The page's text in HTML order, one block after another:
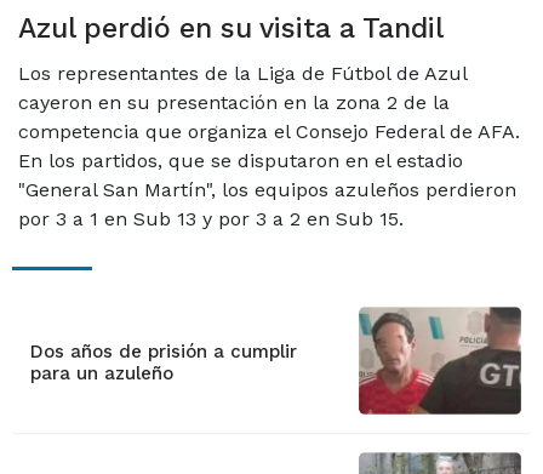
Azul perdió en su visita a Tandil
Los representantes de la Liga de Fútbol de Azul
cayeron en su presentación en la zona 2 de la
competencia que organiza el Consejo Federal de AFA.
En los partidos, que se disputaron en el estadio
"General San Martín", los equipos azuleños perdieron
por 3 a 1 en Sub 13 y por 3 a 2 en Sub 15.
Dos años de prisión a cumplir
para un azuleño